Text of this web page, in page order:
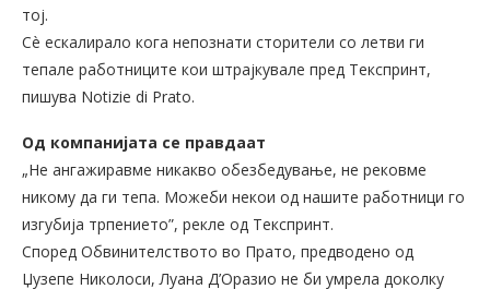
тој.
Сè ескалирало кога непознати сторители со летви ги
тепале работниците кои штрајкувале пред Текспринт,
пишува Notizie di Prato.
Од компанијата се правдаат
„Не ангажиравме никакво обезбедување, не рековме
никому да ги тепа. Можеби некои од нашите работници го
изгубија трпението”, рекле од Текспринт.
Според Обвинителството во Прато, предводено од
Џузепе Николоси, Луана Д’Оразио не би умрела доколку